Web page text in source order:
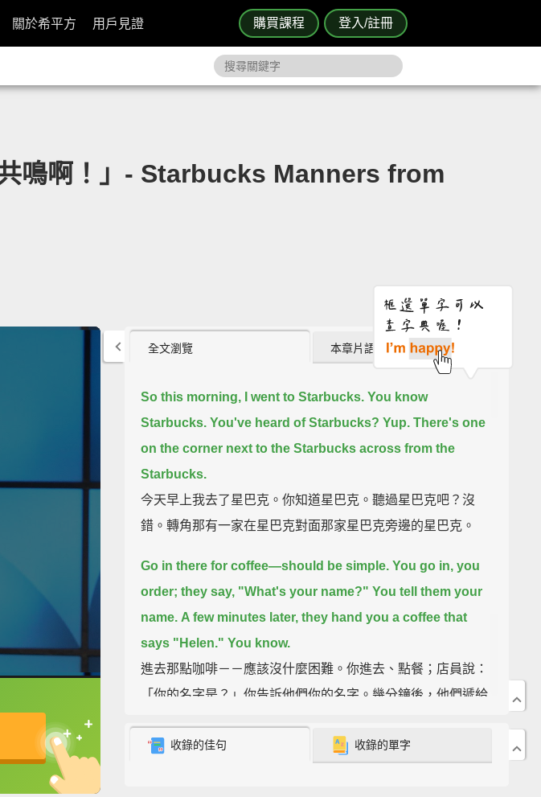
購買課程 登入/註冊
關於希平方 用戶見證
鳴啊！」- Starbucks Manners from
英
全文瀏覽 本章片語 (0)
So this morning, I went to Starbucks. You know
Starbucks. You've heard of Starbucks? Yup. There's one
on the corner next to the Starbucks across from the
Starbucks.
今天早上我去了星巴克。你知道星巴克。聽過星巴克吧？沒
錯。轉角那有一家在星巴克對面那家星巴克旁邊的星巴克。
Go in there for coffee—should be simple. You go in, you
order; they say, "What's your name?" You tell them your
name. A few minutes later, they hand you a coffee that
says "Helen." You know.
進去那點咖啡－－應該沒什麼困難。你進去、點餐；店員說：
「你的名字是？」你告訴他們你的名字。幾分鐘後，他們遞給
First, there's a long line. Why is
收錄的佳句 收錄的單字